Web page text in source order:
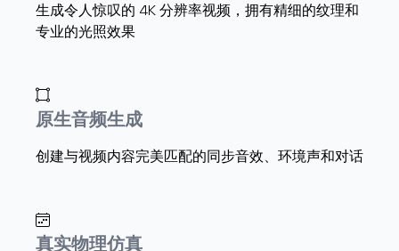
生成令人惊叹的 4K 分辨率视频，拥有精细的纹理和
专业的光照效果
原生音频生成
创建与视频内容完美匹配的同步音效、环境声和对话
真实物理仿真